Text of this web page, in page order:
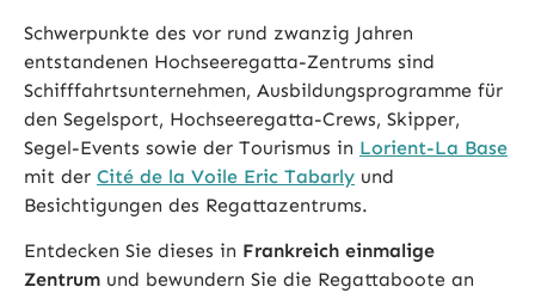
Schwerpunkte des vor rund zwanzig Jahren
entstandenen Hochseeregatta-Zentrums sind
Schifffahrtsunternehmen, Ausbildungsprogramme für
den Segelsport, Hochseeregatta-Crews, Skipper,
Segel-Events sowie der Tourismus in Lorient-La Base
mit der Cité de la Voile Eric Tabarly und
Besichtigungen des Regattazentrums.
Entdecken Sie dieses in Frankreich einmalige
Zentrum und bewundern Sie die Regattaboote an